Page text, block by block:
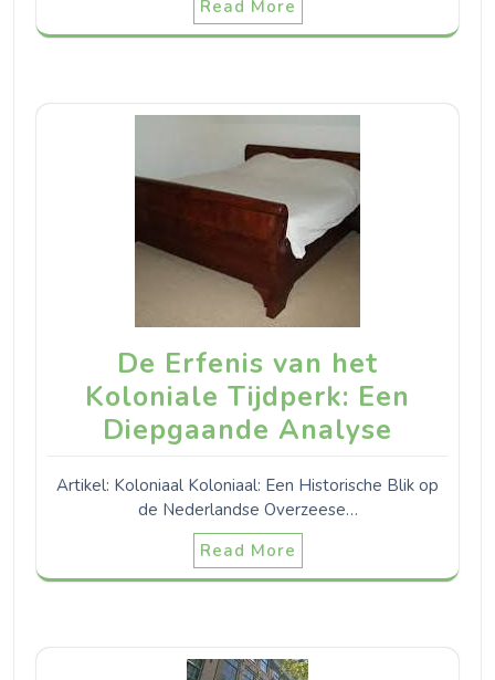
Read More
De Erfenis van het
Koloniale Tijdperk: Een
Diepgaande Analyse
Artikel: Koloniaal Koloniaal: Een Historische Blik op
de Nederlandse Overzeese…
Read More